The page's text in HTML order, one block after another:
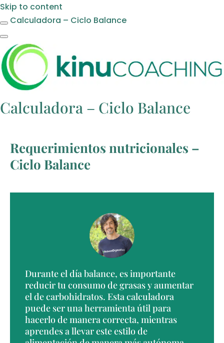
Skip to content
Calculadora – Ciclo Balance
Calculadora – Ciclo Balance
Requerimientos nutricionales –
Ciclo Balance
Durante el día balance, es importante
reducir tu consumo de grasas y aumentar
el de carbohidratos. Esta calculadora
puede ser una herramienta útil para
hacerlo de manera correcta, mientras
aprendes a llevar este estilo de